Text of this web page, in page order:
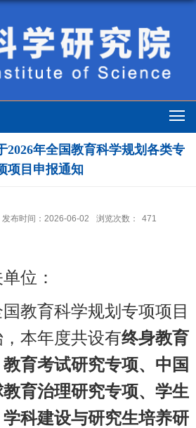
2026年全国教育科学规划各类专
项目申报通知
发布时间：2026-06-02 浏览次数： 471
位：
教育科学规划 专项项目
本年度共设有终身教育
教育考试研究专项、 中国
育治理研究专项、 学生
科建设与研究生培养研